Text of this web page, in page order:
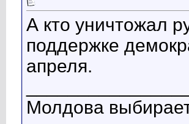
А кто уничтожал
поддержке
апреля.
Молдова